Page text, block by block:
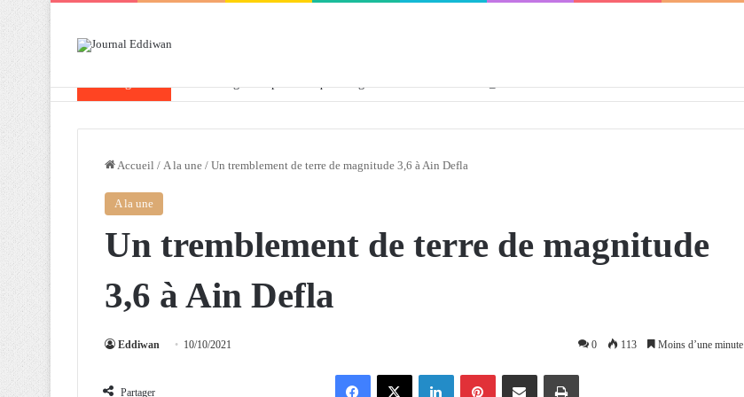
Accueil / A la une / Un tremblement de terre de magnitude 3,6 à Ain Defla
A la une
Un tremblement de terre de magnitude
3,6 à Ain Defla
Eddiwan 10/10/2021 0 113 Moins d’une minute
Partager
Facebook X Linkedin Pinterest Partager par email Imprimer